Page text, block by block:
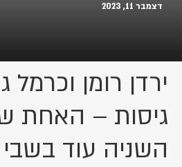
דצמבר 11, 2023
ירדן רומן
גיסות – האחת
השניה עוד